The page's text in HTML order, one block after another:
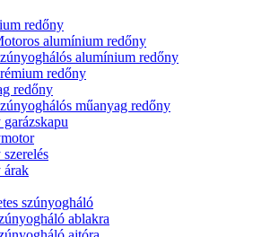
redőny
alumínium redőny
alumínium redőny
redőny
redőny
műanyag redőny
árak
szúnyogháló
ablakra